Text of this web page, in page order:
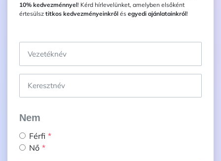
10% kedvezménnyel! Kérd hírlevelünket, amelyben elsőként
értesülsz titkos kedvezményeinkről és egyedi ajánlatainkról!
Nem
Férfi
Nő